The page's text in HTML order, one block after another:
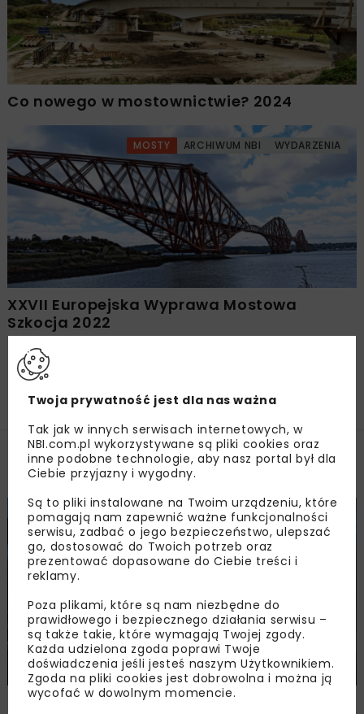
Co nowego w mostownictwie? 2024
MOSTY ARCHIWUM NBI WYDARZENIA
XXVII Europejska Wyprawa Mostowa
Szkocja 2022
Kalendarium
II (32) Poznańskie Seminarium
Mostowe – Mosty – budowa,
wzmacnianie, przebudowa
PATRONAT MEDIALNY NBI
Poznań 17-19 kwietnia 2024
Twoja prywatność jest dla nas ważna
Tak jak w innych serwisach internetowych, w
NBI.com.pl wykorzystywane są pliki cookies oraz
inne podobne technologie, aby nasz portal był dla
Ciebie przyjazny i wygodny.
Są to pliki instalowane na Twoim urządzeniu, które
pomagają nam zapewnić ważne funkcjonalności
serwisu, zadbać o jego bezpieczeństwo, ulepszać
go, dostosować do Twoich potrzeb oraz
prezentować dopasowane do Ciebie treści i
reklamy.
Poza plikami, które są nam niezbędne do
prawidłowego i bezpiecznego działania serwisu –
są także takie, które wymagają Twojej zgody.
Każda udzielona zgoda poprawi Twoje
doświadczenia jeśli jesteś naszym Użytkownikiem.
Zgoda na pliki cookies jest dobrowolna i można ją
wycofać w dowolnym momencie.